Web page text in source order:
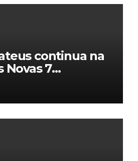
continua na
Novas 7
Portugal